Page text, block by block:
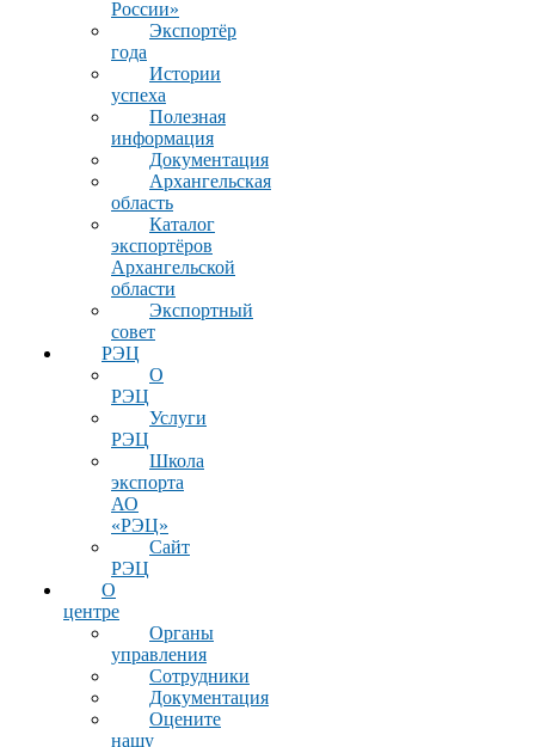
России»
Экспортёр
года
Истории
успеха
Полезная
информация
Документация
Архангельская
область
Каталог
экспортёров
Архангельской
области
Экспортный
совет
РЭЦ
О
РЭЦ
Услуги
РЭЦ
Школа
экспорта
АО
«РЭЦ»
Сайт
РЭЦ
О
центре
Органы
управления
Сотрудники
Документация
Оцените
нашу